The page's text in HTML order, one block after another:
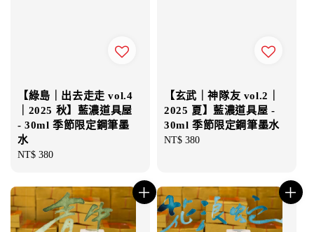
【綠島｜出去走走 vol.4
｜2025 秋】藍濃道具屋
- 30ml 季節限定鋼筆墨
水
Regular
NT$ 380
【玄武｜神隊友 vol.2｜
2025 夏】藍濃道具屋 -
30ml 季節限定鋼筆墨水
Regular
NT$ 380